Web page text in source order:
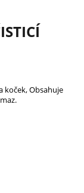
koček, Obsahuje